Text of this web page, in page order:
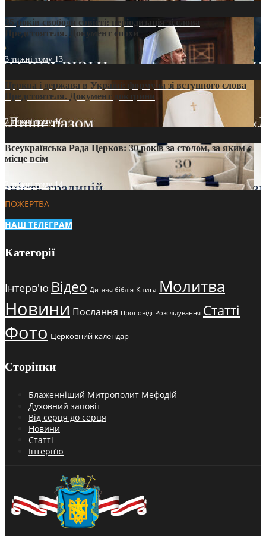
35 років свободи совісті: періодизація зі слова
Предстоятеля. Документ епохи
3 тижні тому 13
Церква і держава в Україні: формула зі вступного слова
Предстоятеля. Документ доктрини
3 тижні тому16
Всеукраїнська Рада Церков: 30 років за столом, за яким є
місце всім
3 тижні тому14
ПОЖЕРТВА
НАШ ТЕЛЕГРАМ
Категорії
Інтерв'ю Відео Дитяча біблія Книга Молитва
Новини Послання Проповіді Розслідування Статті
Фото Церковний календар
Сторінки
Блаженніший Митрополит Мефодій
Духовний заповіт
Від серця до серця
Новини
Статті
Інтерв’ю